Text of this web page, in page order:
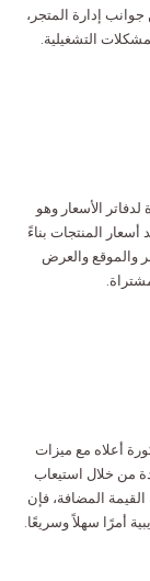
إدارة المتجر،
التشغيلية.
الأسعار وهو
المنتجات بناءً
والموقع والعرض
أعلاه مع ميزات
من خلال استيعاب
القيمة المضافة، فإن
أمرًا سهلاً وسريعًا.